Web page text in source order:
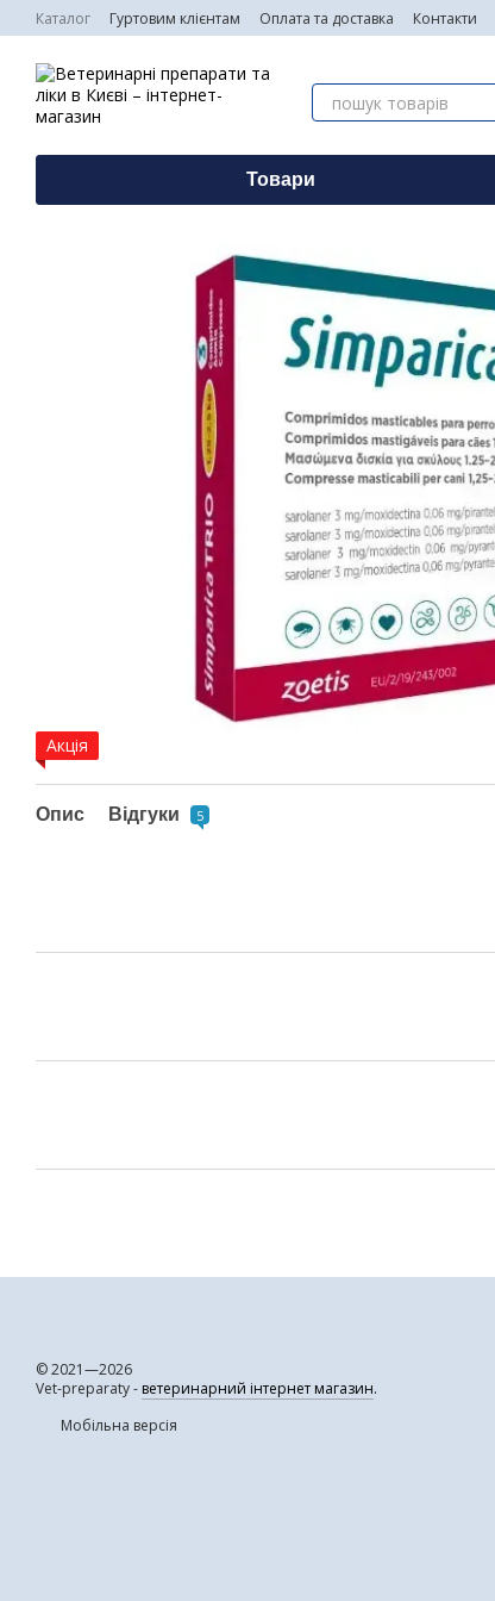
Перейти до основного контенту
Каталог Гуртовим клієнтам Оплата та доставка Контакти
Товари
Акція
Опис Відгуки 5
© 2021—2026
Vet-preparaty - ветеринарний інтернет магазин.
Мобільна версія